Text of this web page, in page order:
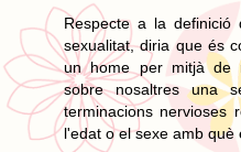
Respecte a la definició
sexualitat, diria que és
un home per mitjà de
sobre nosaltres una
terminacions nervioses
l'edat o el sexe amb què